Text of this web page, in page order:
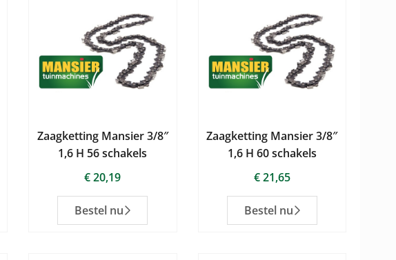
Zaagketting Mansier 3/8″
1,6 H 56 schakels
€20,19
Bestel nu
Zaagketting Mansier 3/8″
1,6 H 60 schakels
€21,65
Bestel nu